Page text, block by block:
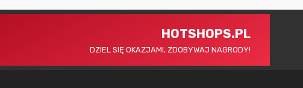
HOTSHOPS.PL
DZIEL SIĘ OKAZJAMI, ZDOBYWAJ NAGRODY!